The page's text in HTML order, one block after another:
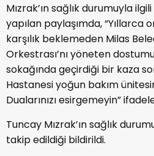
Mızrak’ın sağlık durumuyla
yapılan paylaşımda,
karşılık beklemeden Milas
Orkestrası’nı yöneten
sokağında geçirdiği bir kaza
Hastanesi yoğun bakım
Dualarınızı esirgemeyin”
Tuncay Mızrak’ın sağlık
takip edildiği bildirildi.